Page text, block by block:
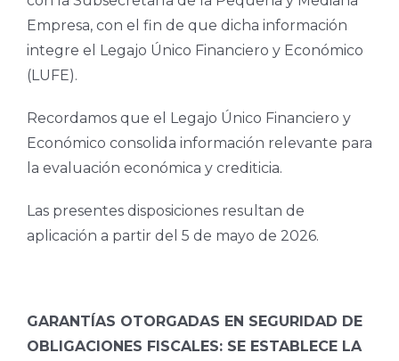
Empresa, con el fin de que dicha información
integre el Legajo Único Financiero y Económico
(LUFE).
Recordamos que el Legajo Único Financiero y
Económico consolida información relevante para
la evaluación económica y crediticia.
Las presentes disposiciones resultan de
aplicación a partir del 5 de mayo de 2026.
GARANTÍAS OTORGADAS EN SEGURIDAD DE
OBLIGACIONES FISCALES: SE ESTABLECE LA